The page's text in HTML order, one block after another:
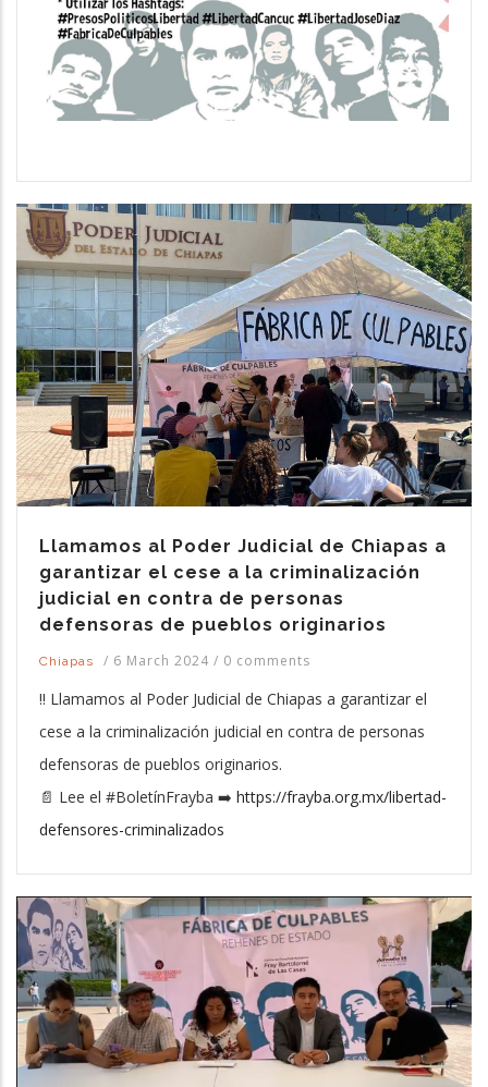
Llamamos al Poder Judicial de Chiapas a
garantizar el cese a la criminalización
judicial en contra de personas
defensoras de pueblos originarios
Chiapas / 6 March 2024 / 0 comments
‼️ Llamamos al Poder Judicial de Chiapas a garantizar el
cese a la criminalización judicial en contra de personas
defensoras de pueblos originarios.
📄 Lee el #BoletínFrayba ➡️ https://frayba.org.mx/libertad-
defensores-criminalizados